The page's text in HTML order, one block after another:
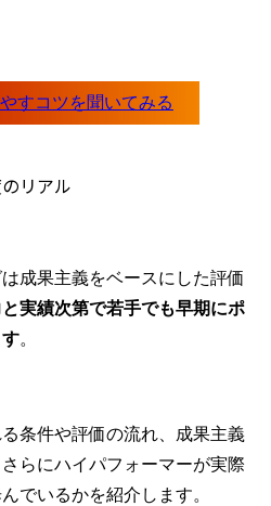
リアル
成果主義をベースにした評価
実績次第で若手でも早期にポ
。
条件や評価の流れ、成果主義
らにハイパフォーマーが実際
でいるかを紹介します。